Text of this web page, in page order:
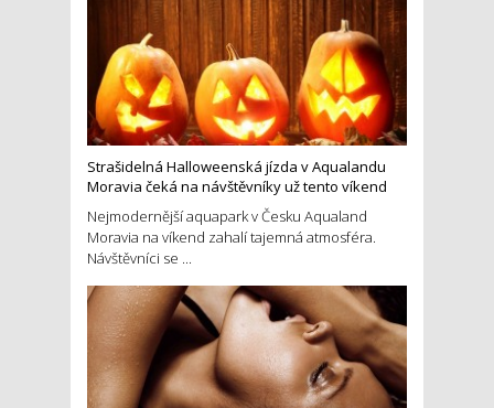
Strašidelná Halloweenská jízda v Aqualandu
Moravia čeká na návštěvníky už tento víkend
Nejmodernější aquapark v Česku Aqualand
Moravia na víkend zahalí tajemná atmosféra.
Návštěvníci se ...